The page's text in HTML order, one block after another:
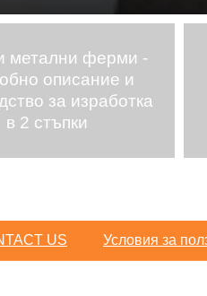
метални ферми -
описание и
за изработка
в 2 стъпки
US Условия за